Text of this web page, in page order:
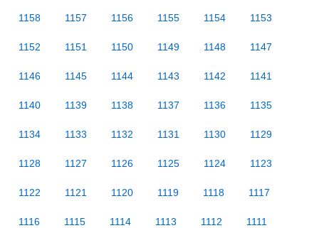
1158 1157 1156 1155 1154 1153
1152 1151 1150 1149 1148 1147
1146 1145 1144 1143 1142 1141
1140 1139 1138 1137 1136 1135
1134 1133 1132 1131 1130 1129
1128 1127 1126 1125 1124 1123
1122 1121 1120 1119 1118 1117
1116 1115 1114 1113 1112 1111